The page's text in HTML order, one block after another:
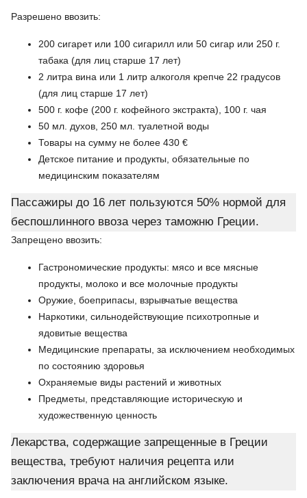
Разрешено ввозить:
200 сигарет или 100 сигарилл или 50 сигар или 250 г.
табака (для лиц старше 17 лет)
2 литра вина или 1 литр алкоголя крепче 22 градусов
(для лиц старше 17 лет)
500 г. кофе (200 г. кофейного экстракта), 100 г. чая
50 мл. духов, 250 мл. туалетной воды
Товары на сумму не более 430 €
Детское питание и продукты, обязательные по
медицинским показателям
Пассажиры до 16 лет пользуются 50% нормой для
беспошлинного ввоза через таможню Греции.
Запрещено ввозить:
Гастрономические продукты: мясо и все мясные
продукты, молоко и все молочные продукты
Оружие, боеприпасы, взрывчатые вещества
Наркотики, сильнодействующие психотропные и
ядовитые вещества
Медицинские препараты, за исключением необходимых
по состоянию здоровья
Охраняемые виды растений и животных
Предметы, представляющие историческую и
художественную ценность
Лекарства, содержащие запрещенные в Греции
вещества, требуют наличия рецепта или
заключения врача на английском языке.